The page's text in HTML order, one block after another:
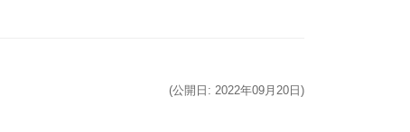
(公開日: 2022年09月20日)